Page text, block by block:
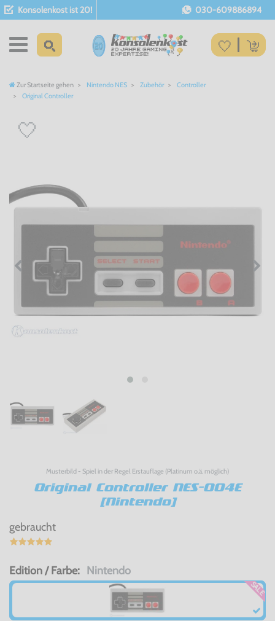
Konsolenkost ist 20! 030-609886894
Zur Startseite gehen Nintendo NES Zubehör
Controller
Original Controller
Musterbild - Spiel in der Regel Erstauflage (Platinum o.ä. möglich)
Original Controller NES-004E
[Nintendo]
gebraucht
Edition / Farbe: Nintendo
SALE